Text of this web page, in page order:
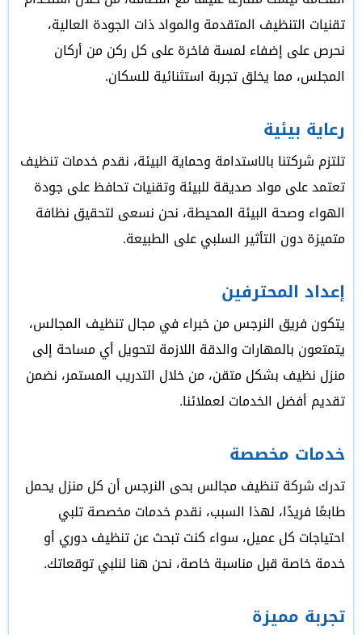
تقنيات التنظيف المتقدمة والمواد ذات الجودة العالية،
نحرص على إضفاء لمسة فاخرة على كل ركن من أركان
المجلس، مما يخلق تجربة استثنائية للسكان.
رعاية بيئية
تلتزم شركتنا بالاستدامة وحماية البيئة، نقدم خدمات تنظيف
تعتمد على مواد صديقة للبيئة وتقنيات تحافظ على جودة
الهواء وصحة البيئة المحيطة، نحن نسعى لتحقيق نظافة
متميزة دون التأثير السلبي على الطبيعة.
إعداد المحترفين
يتكون فريق النرجس من خبراء في مجال تنظيف المجالس،
يتمتعون بالمهارات والدقة اللازمة لتحويل أي مساحة إلى
منزل نظيف بشكل متقن، من خلال التدريب المستمر، نضمن
تقديم أفضل الخدمات لعملائنا.
خدمات مخصصة
تدرك شركة تنظيف مجالس بحى النرجس أن كل منزل يحمل
طابعًا فريدًا، لهذا السبب، نقدم خدمات مخصصة تلبي
احتياجات كل عميل، سواء كنت تبحث عن تنظيف دوري أو
خدمة خاصة قبل مناسبة خاصة، نحن هنا لنلبي توقعاتك.
تجربة مميزة